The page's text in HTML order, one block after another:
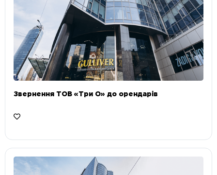
Звернення ТОВ «Три О» до орендарів